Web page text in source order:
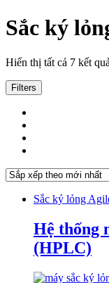
Sắc ký
Hiển thị tất cả 7 kết quả
Filters
Sắc ký lỏng
Hệ thống
(HPLC)